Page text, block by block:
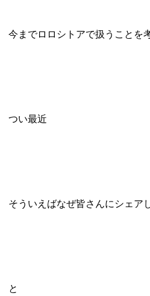
今までロロシトアで扱うことを
つい最近
そういえばなぜ皆さんにシェア
と